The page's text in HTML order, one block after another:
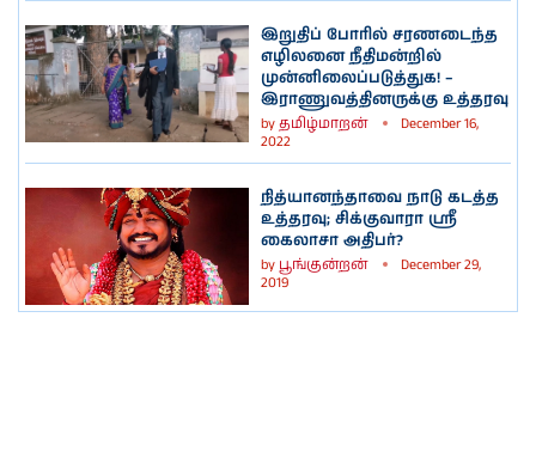
இறுதிப் போரில் சரணடைந்த
எழிலனை நீதிமன்றில்
முன்னிலைப்படுத்துக! –
இராணுவத்தினருக்கு உத்தரவு
byதமிழ்மாறன்
December 16,
2022
நித்யானந்தாவை நாடு கடத்த
உத்தரவு; சிக்குவாரா ஸ்ரீ
கைலாசா அதிபர்?
by பூங்குன்றன்
December 29,
2019